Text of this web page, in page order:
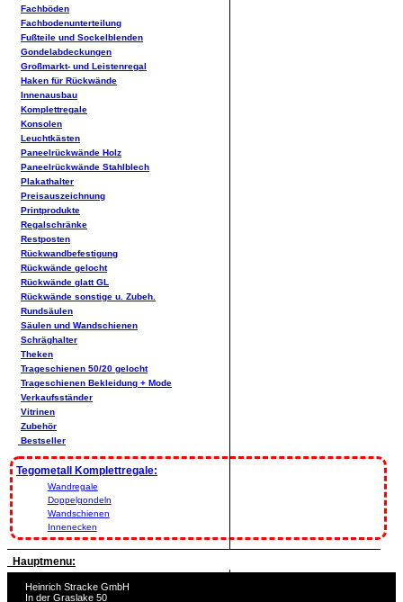
Fachböden
Fachbodenunterteilung
Fußteile und Sockelblenden
Gondelabdeckungen
Großmarkt- und Leistenregal
Haken für Rückwände
Innenausbau
Komplettregale
Konsolen
Leuchtkästen
Paneelrückwände Holz
Paneelrückwände Stahlblech
Plakathalter
Preisauszeichnung
Printprodukte
Regalschränke
Restposten
Rückwandbefestigung
Rückwände gelocht
Rückwände glatt GL
Rückwände sonstige u. Zubeh.
Rundsäulen
Säulen und Wandschienen
Schräghalter
Theken
Trageschienen 50/20 gelocht
Trageschienen Bekleidung + Mode
Verkaufsständer
Vitrinen
Zubehör
Bestseller
Tegometall Komplettregale:
Wandregale
Doppelgondeln
Wandschienen
Innenecken
Hauptmenu:
Heinrich Stracke GmbH
In der Graslake 50